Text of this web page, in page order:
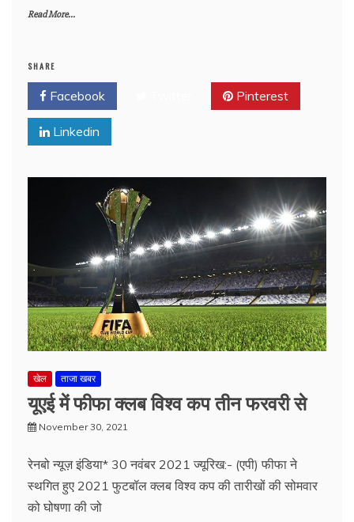
Read More...
SHARE
Facebook Pinterest
Linkedin
खेल ताजा खबर
यूएई में फीफा क्लब विश्व कप तीन फरवरी से
November 30, 2021
रेनबो न्यूज़ इंडिया* 30 नवंबर 2021 ज्यूरिख:- (एपी) फीफा ने
स्थगित हुए 2021 फुटबॉल क्लब विश्व कप की तारीखों की सोमवार
को घोषणा की जो